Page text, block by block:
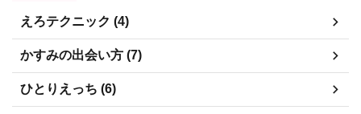
えろテクニック (4)
かすみの出会い方 (7)
ひとりえっち (6)